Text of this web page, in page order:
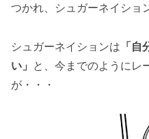
つかれ、シュガーネイショ
シュガーネイションは 「
い」 と、今までのようにレ
が・・・